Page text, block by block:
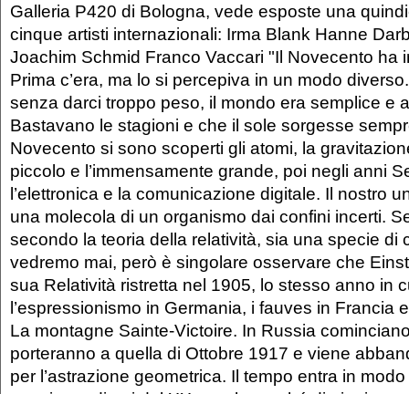
Galleria P420 di Bologna, vede esposte una
cinque artisti internazionali: Irma Blank Hanne
Joachim Schmid Franco Vaccari "Il Novecento ha
Prima c’era, ma lo si percepiva in un modo
senza darci troppo peso, il mondo era semplice e
Bastavano le stagioni e che il sole sorgesse
Novecento si sono scoperti gli atomi, la
piccolo e l’immensamente grande, poi negli anni
l’elettronica e la comunicazione digitale. Il nostro
una molecola di un organismo dai confini incerti.
secondo la teoria della relatività, sia una specie di
vedremo mai, però è singolare osservare che
sua Relatività ristretta nel 1905, lo stesso anno in
l’espressionismo in Germania, i fauves in Francia
La montagne Sainte-Victoire. In Russia
porteranno a quella di Ottobre 1917 e viene
per l’astrazione geometrica. Il tempo entra in